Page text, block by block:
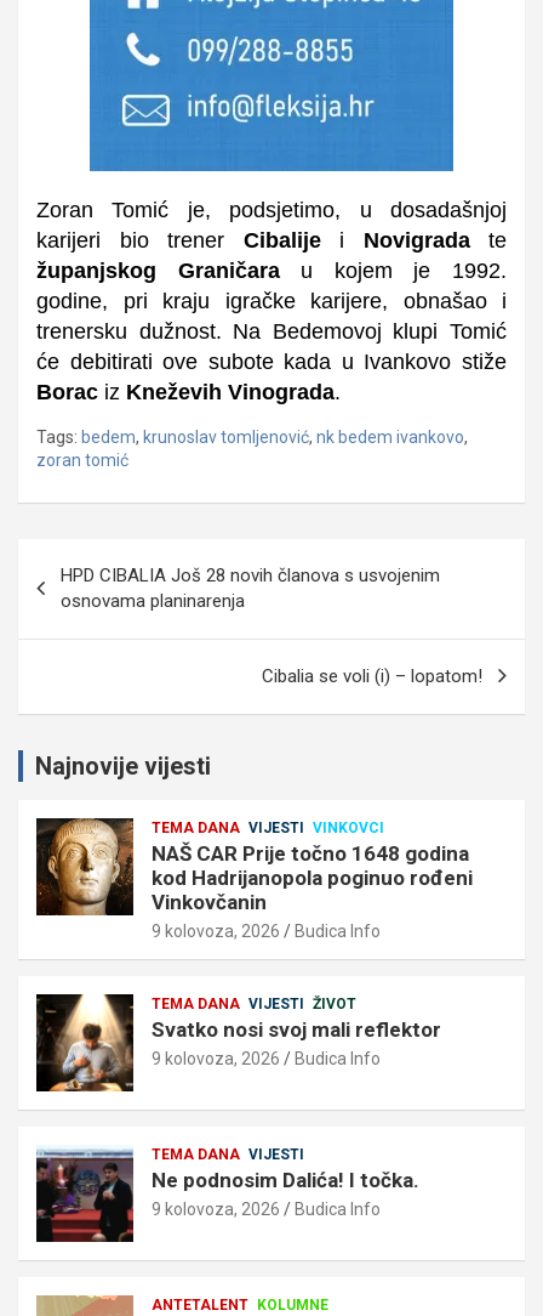
Zoran Tomić je, podsjetimo, u dosadašnjoj
karijeri bio trener Cibalijei Novigradate
županjskog Graničarau kojem je 1992.
godine, pri kraju igračke karijere, obnašao i
trenersku dužnost. Na Bedemovoj klupi Tomić
će debitirati ove subote kada u Ivankovo stiže
Borac iz Kneževih Vinograda.
Tags: bedem, krunoslav tomljenović, nk bedem ivankovo,
zoran tomić
objava
HPD CIBALIA Još 28 novih članova s usvojenim
osnovama planinarenja
Cibalia se voli (i) – lopatom!
Najnovije vijesti
TEMA DANA VIJESTI VINKOVCI
NAŠ CAR Prije točno 1648 godina
kod Hadrijanopola poginuo rođeni
Vinkovčanin
9 kolovoza, 2026 Budica Info
TEMA DANA VIJESTI ŽIVOT
Svatko nosi svoj mali reflektor
9 kolovoza, 2026 Budica Info
TEMA DANA VIJESTI
Ne podnosim Dalića! I točka.
9 kolovoza, 2026 Budica Info
ANTETALENT KOLUMNE